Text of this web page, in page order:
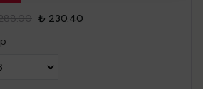
₺ 230.40